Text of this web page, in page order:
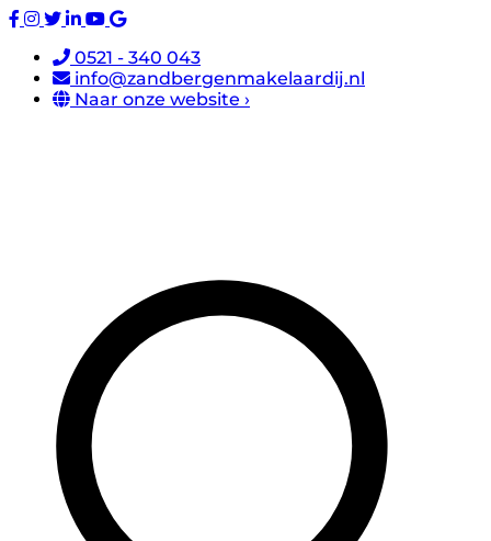
0521 - 340 043
info@zandbergenmakelaardij.nl
Naar onze website ›